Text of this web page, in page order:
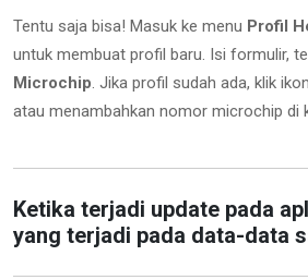
Tentu saja bisa! Masuk ke menu Profil
untuk membuat profil baru. Isi formulir,
Microchip. Jika profil sudah ada, klik
atau menambahkan nomor microchip di
Ketika terjadi update pada
yang terjadi pada data-data